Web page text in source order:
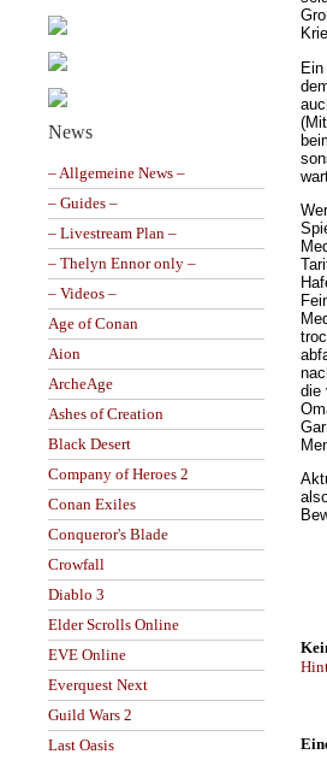
News
– Allgemeine News –
– Guides –
– Livestream Plan –
– Thelyn Ennor only –
– Videos –
Age of Conan
Aion
ArcheAge
Ashes of Creation
Black Desert
Company of Heroes 2
Conan Exiles
Conqueror's Blade
Crowfall
Diablo 3
Elder Scrolls Online
EVE Online
Everquest Next
Guild Wars 2
Last Oasis
die